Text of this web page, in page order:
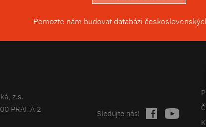
Pomozte nám budovat databázi
z.s.
PRAHA 2
Sledujte nás!